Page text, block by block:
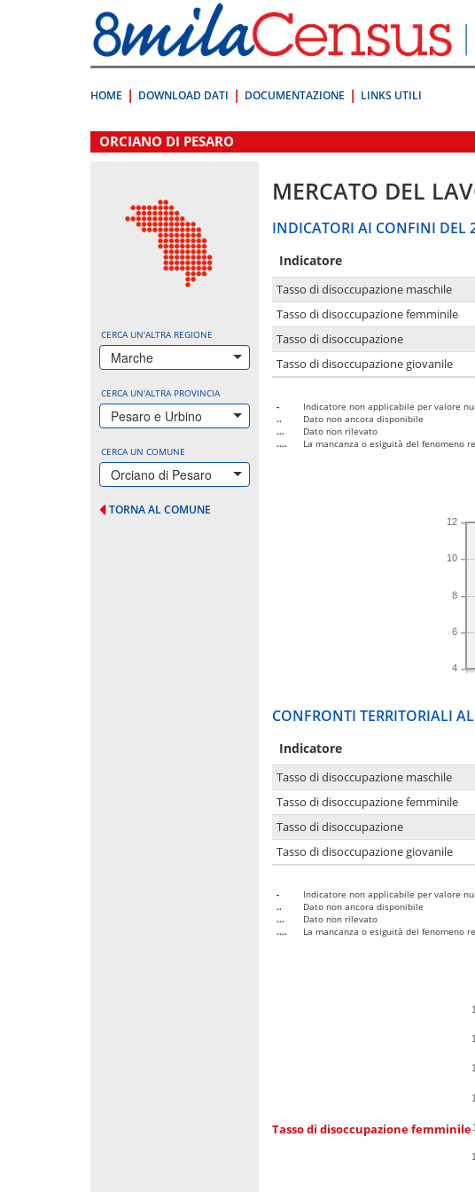
direttamente
a:
Contenuto
HOME DOWNLOAD DATI DOCUMENTAZIONE LINKS UTILI
.
ORCIANO DI PESARO
CERCA UN'ALTRA REGIONE
Marche
CERCA UN'ALTRA PROVINCIA
Pesaro e Urbino
CERCA UN COMUNE
Orciano di Pesaro
TORNA AL COMUNE
MERCATO DEL
INDICATORI AI CONFINI DEL
Indicatore
Tasso di disoccupazione maschile
Tasso di disoccupazione femminile
Tasso di disoccupazione
Tasso di disoccupazione giovanile
-
Indicatore non applicabile per valore
..
Dato non ancora disponibile
...
Dato non rilevato
....
La mancanza o esiguità del fenomeno
4
6
8
10
12
CONFRONTI TERRITORIALI
Indicatore
Tasso di disoccupazione maschile
Tasso di disoccupazione femminile
Tasso di disoccupazione
Tasso di disoccupazione giovanile
-
Indicatore non applicabile per valore
..
Dato non ancora disponibile
...
Dato non rilevato
....
La mancanza o esiguità del fenomeno
Tasso di disoccupazione femminile